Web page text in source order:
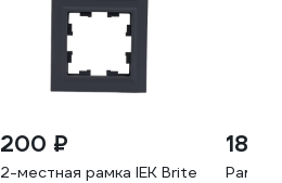
200 ₽
2-местная рамка IEK Brite
189
Рамка